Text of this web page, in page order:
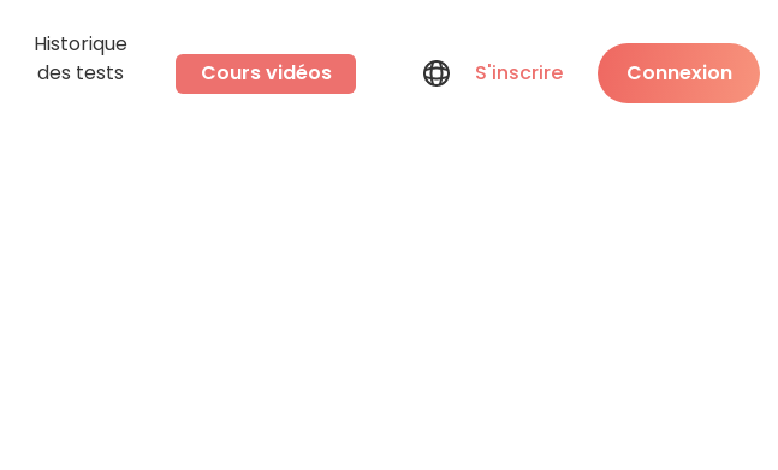
Historique
des tests
Cours vidéos S'inscrire Connexion